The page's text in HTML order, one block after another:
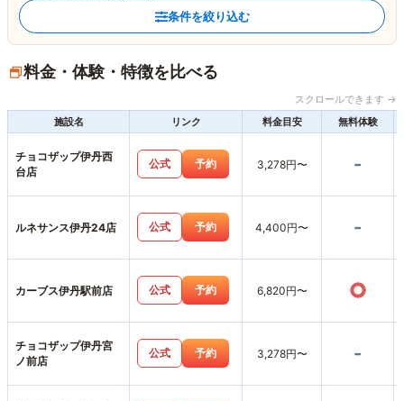
条件を絞り込む
料金・体験・特徴を比べる
スクロールできます →
施設名
リンク 料金目安 無料体験
チョコザップ伊丹西
台店
公式 予約 3,278円〜 -
ルネサンス伊丹24店 公式 予約 4,400円〜 -
カーブス伊丹駅前店 公式 予約 6,820円〜 ○
チョコザップ伊丹宮
ノ前店
公式 予約 3,278円〜 -